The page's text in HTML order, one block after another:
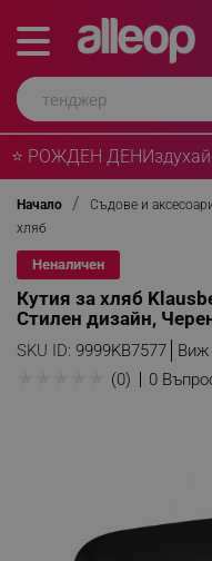
⭐ РОЖДЕН ДЕН
Начало Съдове и
хляб
Неналичен
Кутия за хляб
Стилен дизайн,
SKU ID: 9999KB7577 Виж
(0) 0